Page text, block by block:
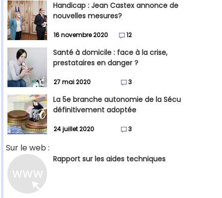
Handicap : Jean Castex annonce de
nouvelles mesures?
16 novembre 2020 12
Santé à domicile : face à la crise,
prestataires en danger ?
27 mai 2020 3
La 5e branche autonomie de la Sécu
définitivement adoptée
24 juillet 2020 3
Sur le web :
Rapport sur les aides techniques